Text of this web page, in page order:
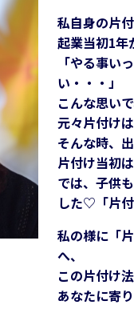
私自身の片
起業当初1年
「やる事い
い・・・」
こんな思い
元々片付け
そんな時、
片付け当初
では、子供
した♡「片
私の様に「
へ、
この片付け
あなたに寄